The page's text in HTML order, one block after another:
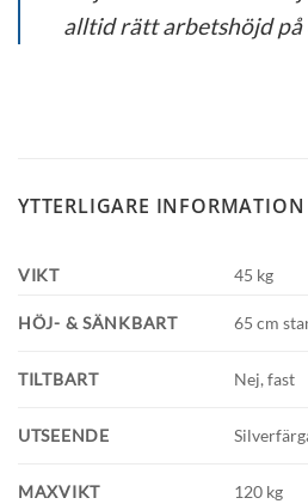
alltid rätt arbetshöjd på
YTTERLIGARE INFORMATION
VIKT 45 kg
HÖJ- & SÄNKBART 65 cm
TILTBART Nej, fast
UTSEENDE
MAXVIKT 120 kg